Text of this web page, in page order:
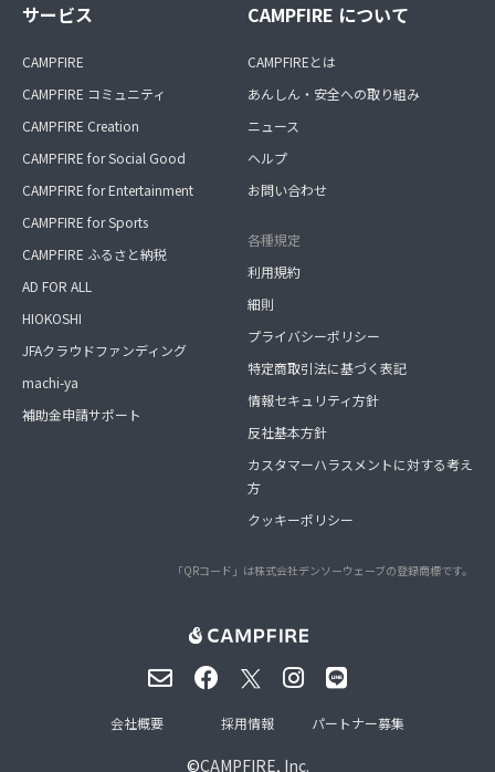
サービス
CAMPFIRE
CAMPFIRE コミュニティ
CAMPFIRE Creation
CAMPFIRE for Social Good
CAMPFIRE for Entertainment
CAMPFIRE for Sports
CAMPFIRE ふるさと納税
AD FOR ALL
HIOKOSHI
JFAクラウドファンディング
machi-ya
補助金申請サポート
CAMPFIRE について
CAMPFIREとは
あんしん・安全への取り組み
ニュース
ヘルプ
お問い合わせ
各種規定
利用規約
細則
プライバシーポリシー
特定商取引法に基づく表記
情報セキュリティ方針
反社基本方針
カスタマーハラスメントに対する考え
方
クッキーポリシー
「QRコード」は株式会社デンソーウェーブの登録商標です。
©CAMPFIRE, Inc.
会社概要 採用情報 パートナー募集